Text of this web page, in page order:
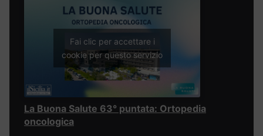
Fai clic per accettare i
cookie per questo servizio
La Buona Salute 63° puntata: Ortopedia
oncologica